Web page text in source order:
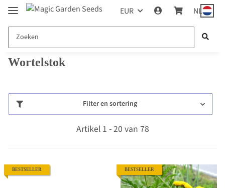
EUR NL
Wortelstok
Filter en sortering
Artikel 1 - 20 van 78
BESTSELLER BESTSELLER